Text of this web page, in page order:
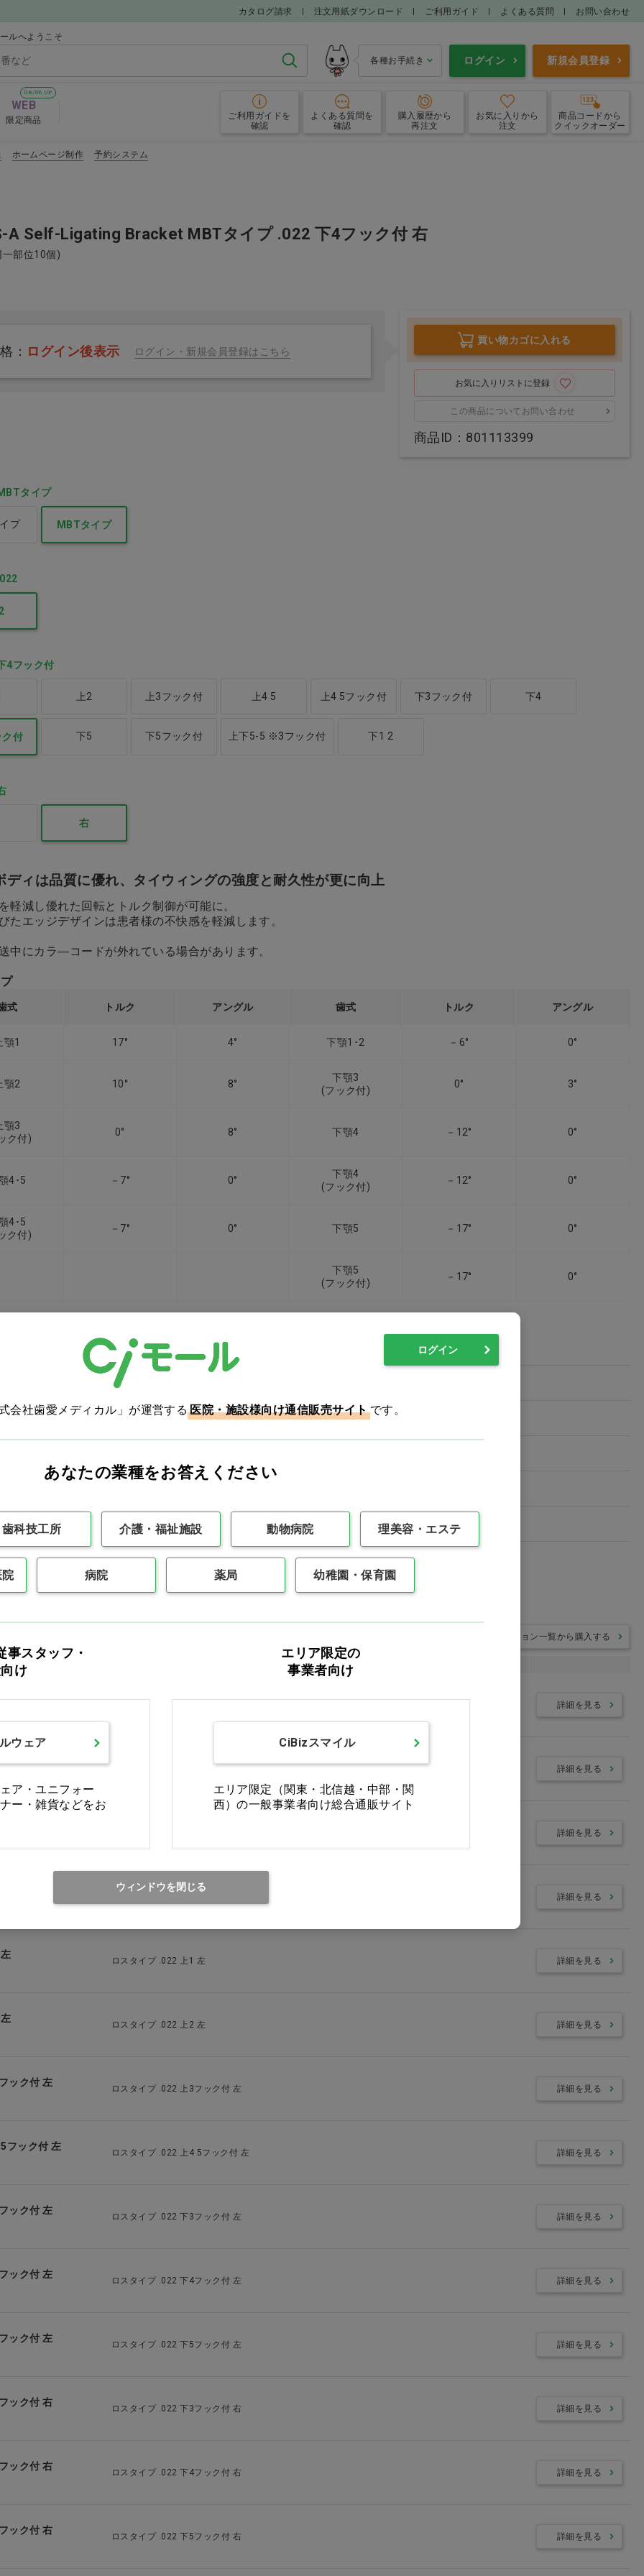
カタログ請求 注文用紙ダウンロード ご利用ガイド よくある質問 お問い合わせ
ルへようこそ
検索 各種お手続き ログイン 新規会員登録
歯磨き剤 洗口液
示
Ci704（フラット毛/ラ
New リカル(高濃度フ
08/06 UP
WEB
限定商品 ご利用ガイド を
確認
よくある質問を
確認
購入履歴から
再注文
お気に入り から
注文
商品コードから
クイックオーダー
ホームページ制作 予約システム
A Self-Ligating Bracket MBTタイプ .022 下4フック付 右
部位10個)
： ログイン後表示 ログイン・新規会員登録はこちら
買い物カゴに入れる
お気に入りリストに登録
この商品についてお問い合わせ
商品ID：801113399
タイプ
プ MBTタイプ
4フック付
上2 上3フック付 上4 5 上4 5フック付 下3フック付 下4
ク付 下5 下5フック付 上下5-5 ※3フック付 下1 2
右
ディは品質に優れ、タイウィングの強度と耐久性が更に向上
軽減し優れた回転とトルク制御が可能に。
たエッジデザインは患者様の不快感を軽減します。
中にカラ―コードが外れている場合があります。
式 トルク アングル 歯式 トルク アングル
顎1 17° 4° 下顎1･2 －6° 0°
顎2 10° 8°
下顎3
(フック付)
0° 3°
顎3
ク付)
0° 8° 下顎4 －12° 0°
4･5 －7° 0°
下顎4
(フック付)
－12° 0°
4･5
ク付)
－7° 0° 下顎5 －17° 0°
下顎5
(フック付)
－17° 0°
VAM-22-44H
304AKBZI00087000 管理医療機器(ｸﾗｽⅡ)
バリエーション一覧から購入する
バリエーション
詳細を見る
詳細を見る
ク付 右
詳細を見る
ック付 右
詳細を見る
ロスタイプ .022 上1 左 詳細を見る
ロスタイプ .022 上2 左 詳細を見る
ック付 左
ロスタイプ .022 上3フック付 左 詳細を見る
フック付 左
ロスタイプ .022 上4 5フック付 左 詳細を見る
ック付 左
ロスタイプ .022 下3フック付 左 詳細を見る
ック付 左
ロスタイプ .022 下4フック付 左 詳細を見る
ック付 左
ロスタイプ .022 下5フック付 左 詳細を見る
ック付 右
ロスタイプ .022 下3フック付 右 詳細を見る
ック付 右
ロスタイプ .022 下4フック付 右 詳細を見る
ック付 右
ロスタイプ .022 下5フック付 右 詳細を見る
ログイン
会社歯愛メディカル」が運営する医院・施設様向け通信販売サイトです。
あなたの業種をお答えください
歯科技工所 介護・福祉施設 動物病院 理美容・エステ
院 病院 薬局 幼稚園・保育園
事スタッフ・
け
ウェア
ア・ユニフォー
ー・雑貨などをお
エリア限定の
事業者向け
CiBizスマイル
エリア限定（関東・北信越・中部・関
西）の一般事業者向け総合通販サイト
ウィンドウを閉じる